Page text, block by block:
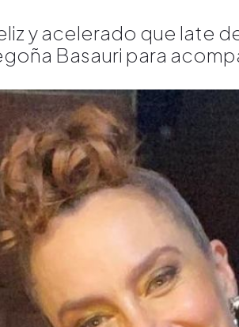
y acelerado que late
Basauri para